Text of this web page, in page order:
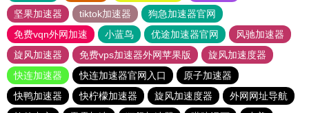
坚果加速器
tiktok加速器
狗急加速器官网
免费vqn外网加速
小蓝鸟 优途加速器官网
风驰加速器
旋风加速器
免费vps加速器外网苹果版
旋风加速度器
快连加速器
快连加速器官网入口
原子加速器
快鸭加速器
快柠檬加速器 旋风加速度器
外网网址导航